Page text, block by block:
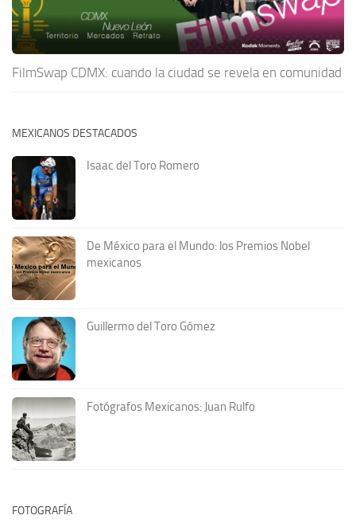
FilmSwap CDMX: cuando la ciudad se revela en comunidad
MEXICANOS DESTACADOS
Isaac del Toro Romero
De México para el Mundo: los Premios Nobel
mexicanos
Guillermo del Toro Gómez
Fotógrafos Mexicanos: Juan Rulfo
FOTOGRAFÍA